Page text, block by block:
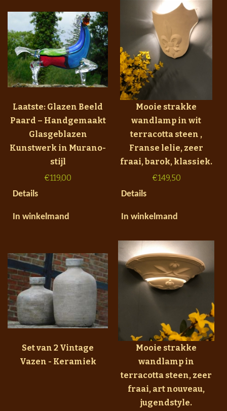
Laatste: Glazen Beeld
Paard – Handgemaakt
Glasgeblazen
Kunstwerk in Murano-
stijl
€119,00
Details
In winkelmand
Mooie strakke
wandlamp in wit
terracotta steen ,
Franse lelie, zeer
fraai, barok, klassiek.
€149,50
Details
In winkelmand
Set van 2 Vintage
Vazen - Keramiek
Mooie strakke
wandlamp in
terracotta steen, zeer
fraai, art nouveau,
jugendstyle.